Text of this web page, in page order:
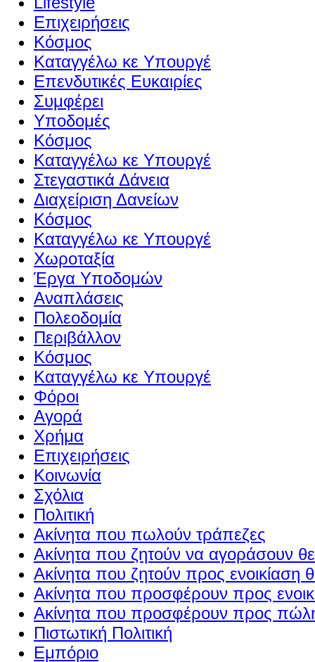
Επιχειρήσεις
Κόσμος
Καταγγέλω κε Υπουργέ
Επενδυτικές Ευκαιρίες
Συμφέρει
Υποδομές
Κόσμος
Καταγγέλω κε Υπουργέ
Στεγαστικά Δάνεια
Διαχείριση Δανείων
Κόσμος
Καταγγέλω κε Υπουργέ
Χωροταξία
Έργα Υποδομών
Αναπλάσεις
Πολεοδομία
Περιβάλλον
Κόσμος
Καταγγέλω κε Υπουργέ
Φόροι
Αγορά
Χρήμα
Επιχειρήσεις
Κοινωνία
Σχόλια
Πολιτική
Ακίνητα που πωλούν τράπεζες
Ακίνητα που ζητούν να αγοράσουν
Ακίνητα που ζητούν προς ενοικίαση
Ακίνητα που προσφέρουν προς
Ακίνητα που προσφέρουν προς
Πιστωτική Πολιτική
Εμπόριο